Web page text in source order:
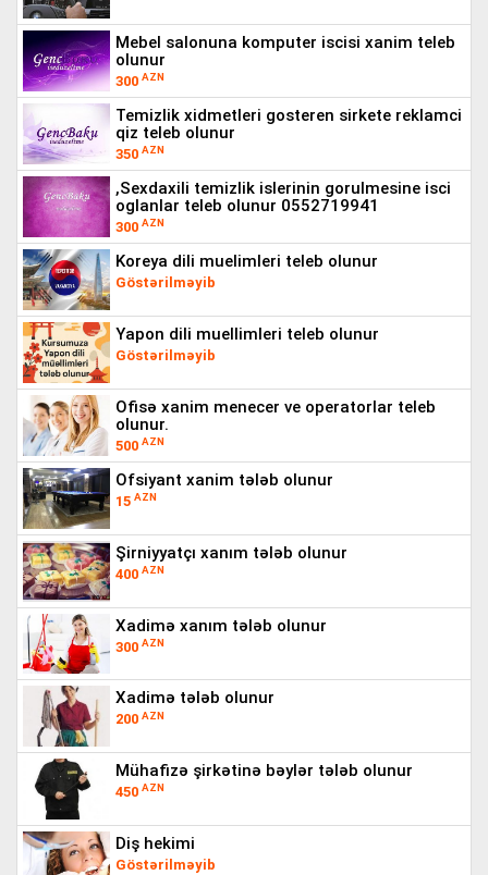
mebel salonuna komputer iscisi xanim teleb
olunur
300 AZN
temizlik xidmetleri gosteren sirkete reklamci
qiz teleb olunur
350 AZN
,sexdaxili temizlik islerinin gorulmesine isci
oglanlar teleb olunur 0552719941
300 AZN
koreya dili muelimleri teleb olunur
Göstərilməyib
yapon dili muellimleri teleb olunur
Göstərilməyib
ofisə xanim menecer ve operatorlar teleb
olunur.
500 AZN
ofsiyant xanim tələb olunur
15 AZN
şirniyyatçı xanım tələb olunur
400 AZN
xadimə xanım tələb olunur
300 AZN
xadimə tələb olunur
200 AZN
mühafizə şirkətinə bəylər tələb olunur
450 AZN
diş hekimi
Göstərilməyib